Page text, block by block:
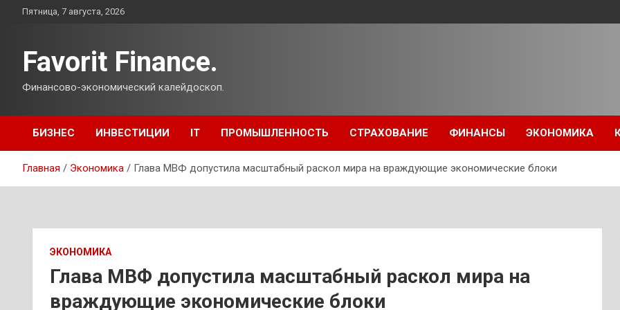
ПерейтиПятница, 7 августа, 2026
Favorit Finance.
Финансово-экономический калейдоскоп.
БИЗНЕС ИНВЕСТИЦИИ IT ПРОМЫШЛЕННОСТЬ СТРАХОВАНИЕ ФИНАНСЫ ЭКОНОМИКА
Главная Экономика Глава МВФ допустила масштабный раскол мира на враждующие экономические блоки
ЭКОНОМИКА
Глава МВФ допустила масштабный раскол мира на
враждующие экономические блоки